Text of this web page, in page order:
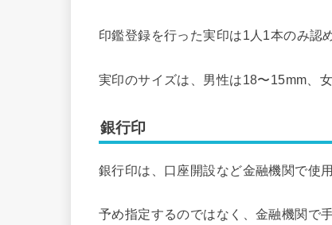
印鑑登録を行った実印は1人1本のみ認
実印のサイズは、男性は18〜15mm、
銀行印
銀行印は、口座開設など金融機関で使
予め指定するのではなく、金融機関で